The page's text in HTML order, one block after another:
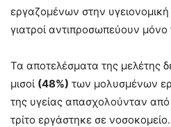
εργαζομένων στην υγειονομική
γιατροί αντιπροσωπεύουν μόνο
Τα αποτελέσματα της μελέτης
μισοί (48%) των μολυσμένων
της υγείας απασχολούνταν από
τρίτο εργάστηκε σε νοσοκομείο.